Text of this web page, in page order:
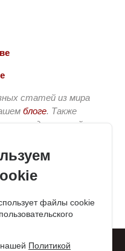
статей из мира
блоге. Также
и городу, узнавайте о
кэш-играх на
поделиться ей с
BELARUS POKER
файлы cookie
Политикой